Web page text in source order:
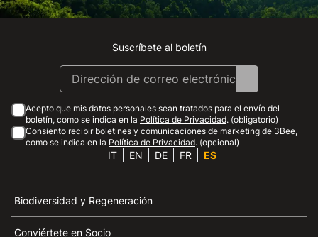
Instagram
Facebook
Linkedin
Youtube
Suscríbete al boletín
Acepto que mis datos personales sean tratados para el envío del
boletín, como se indica en la Política de Privacidad. (obligatorio)
Consiento recibir boletines y comunicaciones de marketing de 3Bee,
como se indica en la Política de Privacidad. (opcional)
IT EN DE FR ES
Biodiversidad y Regeneración
Conviértete en Socio